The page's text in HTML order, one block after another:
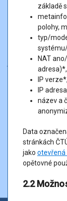
Certifikované
testů během dne
a 30 minut. V
měření o celkové
komunikace
jednotlivými testy
Dotazy ohledně
adresu
Další
základě
polohy,
typ/
NAT
adresa)*,
IP verze*,
IP
název a
Data
stránkách
jako otevřená
opětovné
2.2